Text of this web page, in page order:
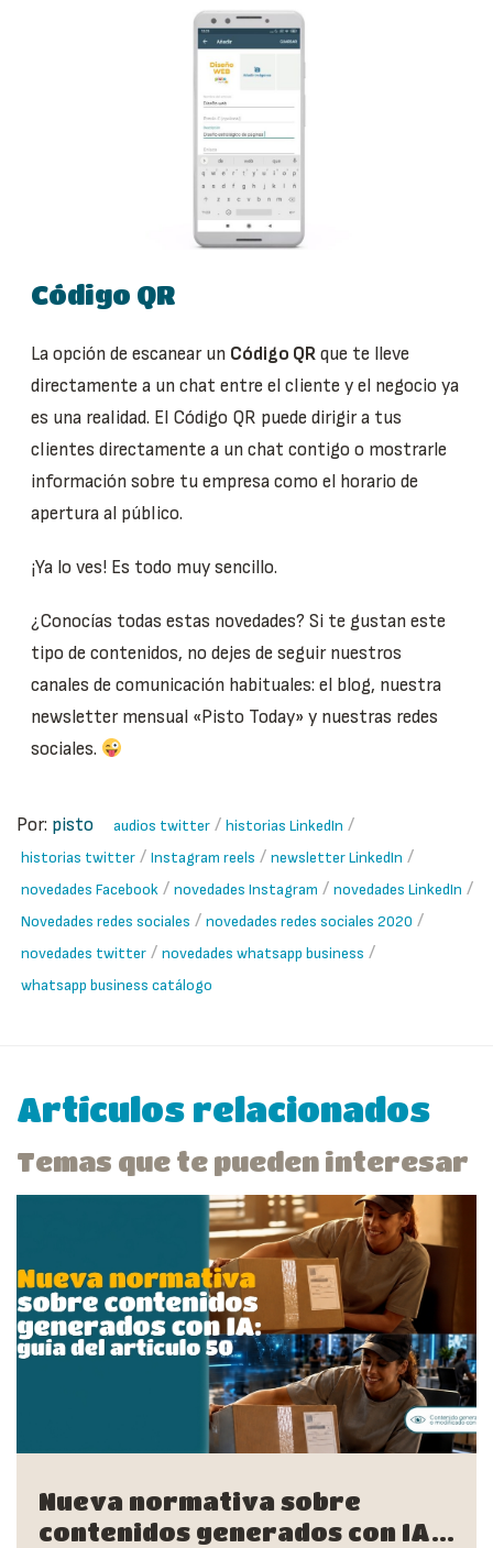
Código QR
La opción de escanear un Código QRque te lleve
directamente a un chat entre el cliente y el negocio ya
es una realidad. El Código QR puede dirigir a tus
clientes directamente a un chat contigo o mostrarle
información sobre tu empresa como el horario de
apertura al público.
¡Ya lo ves! Es todo muy sencillo.
¿Conocías todas estas novedades? Si te gustan este
tipo de contenidos, no dejes de seguir nuestros
canales de comunicación habituales: el blog, nuestra
newsletter mensual «Pisto Today» y nuestras redes
sociales.
Por: pisto audios twitter / historias LinkedIn /
historias twitter / Instagram reels / newsletter LinkedIn /
novedades Facebook / novedades Instagram / novedades LinkedIn /
Novedades redes sociales / novedades redes sociales 2020 /
novedades twitter / novedades whatsapp business /
whatsapp business catálogo
Artículos relacionados
Temas que te pueden interesar
Nueva normativa sobre
contenidos generados con IA: